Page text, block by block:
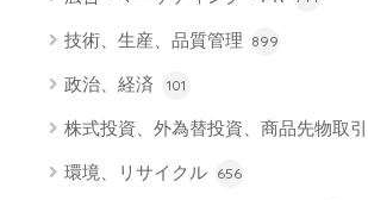
技術、生産、品質管理 899
政治、経済 101
株式投資、外為替投資、商品先物取引
環境、リサイクル 656